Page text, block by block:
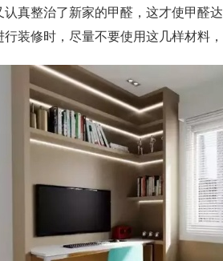
真整治了新家的甲醛，这才使甲醛
装修时，尽量不要使用这几样材料